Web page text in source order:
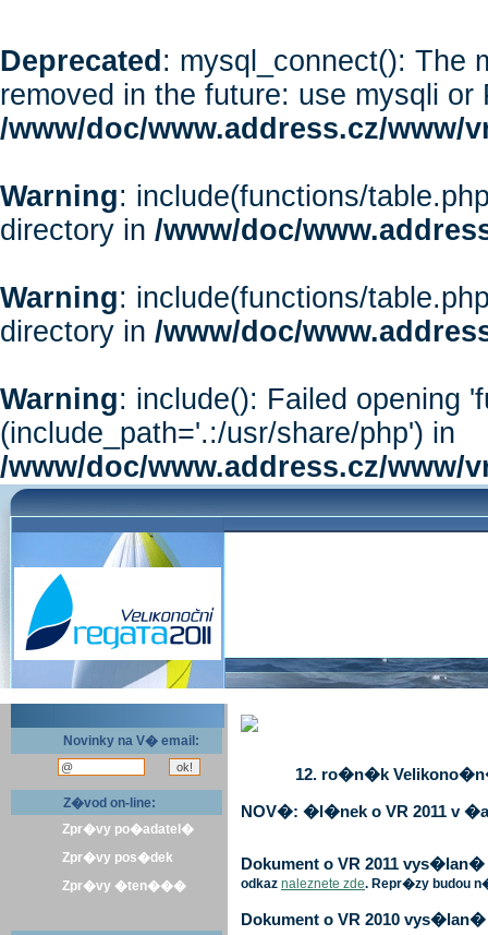
Deprecated : mysql_connect(): The
removed in the future: use mysqli or
/www/doc/www.address.cz/www/
Warning: include(functions/
directory in /www/doc/
Warning: include(functions/
directory in /www/doc/
Warning: include(): Failed opening
(include_path='.:/usr/share/php') in
/www/doc/www.address.cz/www/
Novinky na V� email:
Z�vod on-line:
Zpr�vy po�adatel�
Zpr�vy pos�dek
Zpr�vy �ten���
12. ro�n�k
NOV�: �l�nek o VR 2011 v
Dokument o VR 2011
odkaz naleznete zde. Repr�zy budou
Dokument o VR 2010